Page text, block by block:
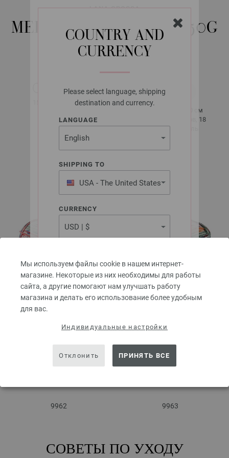
COUNTRY AND
CURRENCY
Please select language, shipping
destination and currency.
LANGUAGE
SHIPPING TO
USA - The United States
of America
CURRENCY
ACCEPT
Мы используем файлы cookie в нашем интернет-
магазине. Некоторые из них необходимы для работы
сайта, а другие помогают нам улучшать работу
магазина и делать его использование более удобным
для вас.
Индивидуальные настройки
Отклонить ПРИНЯТЬ ВСЕ
LANA GROSSA
MEILENWEIT 8-FACH 150G
LANDLUST
около 320 м
за 150 гр
10 x 10 см
25 рядов, 18
около 150 гр
9960 9961
9962 9963
СОВЕТЫ ПО УХОДУ